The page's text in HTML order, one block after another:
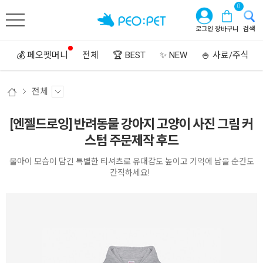
로그인 장바구니
0
검색
💰 페오펫머니 전체 🏆 BEST ✨ NEW 🍚 사료/주식
전체
[엔젤드로잉] 반려동물 강아지 고양이 사진 그림 커
스텀 주문제작 후드
울아이 모습이 담긴 특별한 티셔츠로 유대감도 높이고 기억에 남을 순간도
간직하세요!